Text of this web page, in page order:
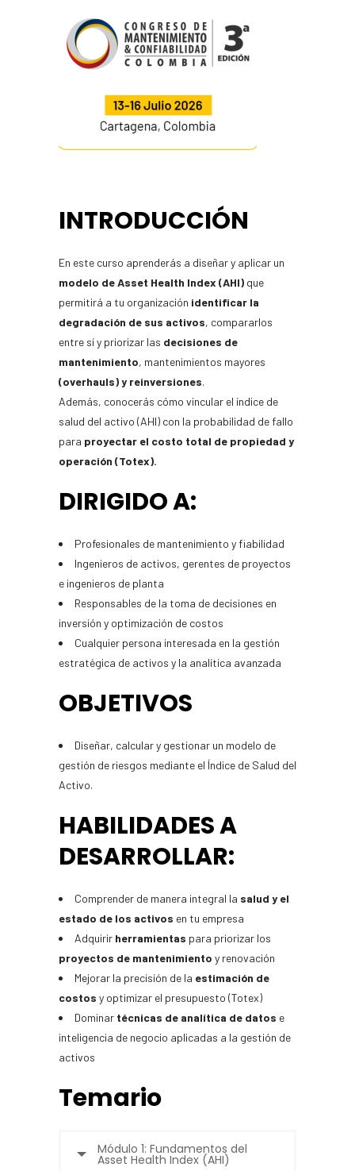
INTRODUCCIÓN
En este curso aprenderás a diseñar y aplicar un
modelo de Asset Health Index (AHI) que
permitirá a tu organización identificar la
degradación de sus activos, compararlos
entre sí y priorizar las decisiones de
mantenimiento, mantenimientos mayores
(overhauls) y reinversiones.
Además, conocerás cómo vincular el índice de
salud del activo (AHI) con la probabilidad de fallo
para proyectar el costo total de propiedad y
operación (Totex).
DIRIGIDO A:
Profesionales de mantenimiento y fiabilidad
Ingenieros de activos, gerentes de proyectos
e ingenieros de planta
Responsables de la toma de decisiones en
inversión y optimización de costos
Cualquier persona interesada en la gestión
estratégica de activos y la analítica avanzada
OBJETIVOS
Diseñar, calcular y gestionar un modelo de
gestión de riesgos mediante el Índice de Salud del
Activo.
HABILIDADES A
DESARROLLAR:
Comprender de manera integral la salud y el
estado de los activos en tu empresa
Adquirir herramientas para priorizar los
proyectos de mantenimiento y renovación
Mejorar la precisión de la estimación de
costos y optimizar el presupuesto (Totex)
Dominar técnicas de analítica de datos e
inteligencia de negocio aplicadas a la gestión de
activos
Temario
Módulo 1: Fundamentos del
Asset Health Index (AHI)